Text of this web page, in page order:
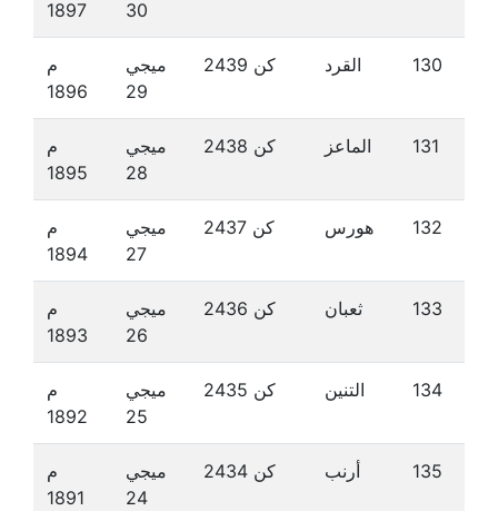
1897
30
م
1896
ميجي
29
كن 2439 القرد 130
م
1895
ميجي
28
كن 2438 الماعز 131
م
1894
ميجي
27
كن 2437 هورس 132
م
1893
ميجي
26
كن 2436 ثعبان 133
م
1892
ميجي
25
كن 2435 التنين 134
م
1891
ميجي
24
كن 2434 أرنب 135